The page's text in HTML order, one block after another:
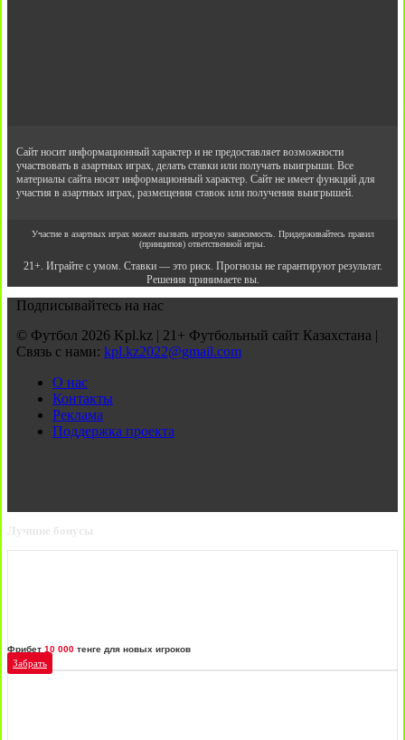
Сайт носит информационный характер и не предоставляет возможности
участвовать в азартных играх, делать ставки или получать выигрыши. Все
материалы сайта носят информационный характер. Сайт не имеет функций для
участия в азартных играх, размещения ставок или получения выигрышей.
Участие в азартных играх может вызвать игровую зависимость. Придерживайтесь правил
(принципов) ответственной игры.
21+. Играйте с умом. Ставки — это риск. Прогнозы не гарантируют результат.
Решения принимаете вы.
Подписывайтесь на нас
© Футбол 2026 Kpl.kz | 21+ Футбольный сайт Казахстана |
Связь с нами: kpl.kz2022@gmail.com
О нас
Контакты
Реклама
Поддержка проекта
Лучшие бонусы
Фрибет 10 000 тенге для новых игроков
Забрать